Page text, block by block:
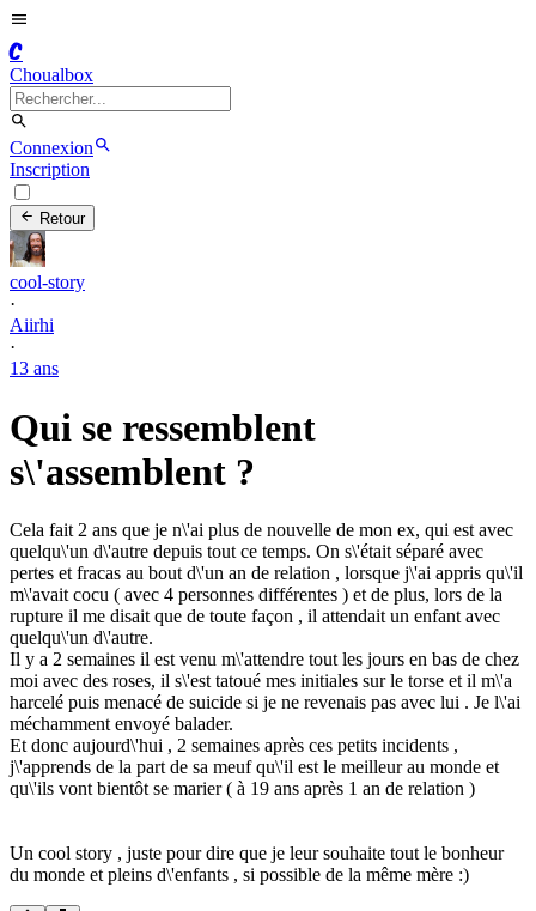
C
Choualbox
Connexion
Inscription
Retour
cool-story
·
Aiirhi
·
13 ans
Qui se ressemblent
s\'assemblent ?
Cela fait 2 ans que je n\'ai plus de nouvelle de mon ex, qui est avec
quelqu\'un d\'autre depuis tout ce temps. On s\'était séparé avec
pertes et fracas au bout d\'un an de relation , lorsque j\'ai appris qu\'il
m\'avait cocu ( avec 4 personnes différentes ) et de plus, lors de la
rupture il me disait que de toute façon , il attendait un enfant avec
quelqu\'un d\'autre.
Il y a 2 semaines il est venu m\'attendre tout les jours en bas de chez
moi avec des roses, il s\'est tatoué mes initiales sur le torse et il m\'a
harcelé puis menacé de suicide si je ne revenais pas avec lui . Je l\'ai
méchamment envoyé balader.
Et donc aujourd\'hui , 2 semaines après ces petits incidents ,
j\'apprends de la part de sa meuf qu\'il est le meilleur au monde et
qu\'ils vont bientôt se marier ( à 19 ans après 1 an de relation )
Un cool story , juste pour dire que je leur souhaite tout le bonheur
du monde et pleins d\'enfants , si possible de la même mère :)